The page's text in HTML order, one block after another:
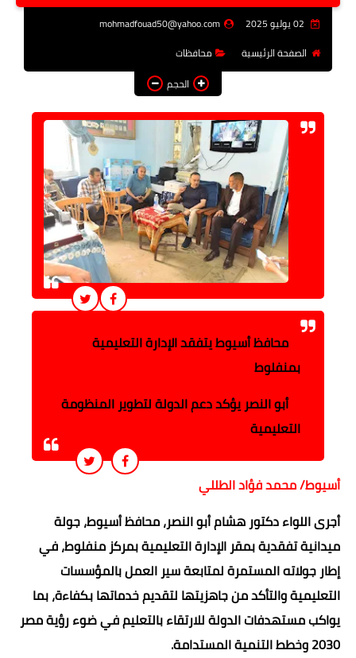
فن وثقافة
عربى ودولى
توك شو
آراء وتحليلات
المزيد
mohmadfouad50@yahoo.com
الصفحة الرئيسية
محافظات
الحجم
محافظ أسيوط يتفقد الإدارة التعليمية
بمنفلوط
أبو النصر يؤكد دعم الدولة لتطوير المنظومة
التعليمية
أسيوط/ محمد فؤاد الطللي
أجرى اللواء دكتور هشام أبو النصر، محافظ أسيوط، جولة
ميدانية تفقدية بمقر الإدارة التعليمية بمركز منفلوط، في
إطار جولاته المستمرة لمتابعة سير العمل بالمؤسسات
التعليمية والتأكد من جاهزيتها لتقديم خدماتها بكفاءة، بما
يواكب مستهدفات الدولة للارتقاء بالتعليم في ضوء رؤية مصر
2030 وخطط التنمية المستدامة.